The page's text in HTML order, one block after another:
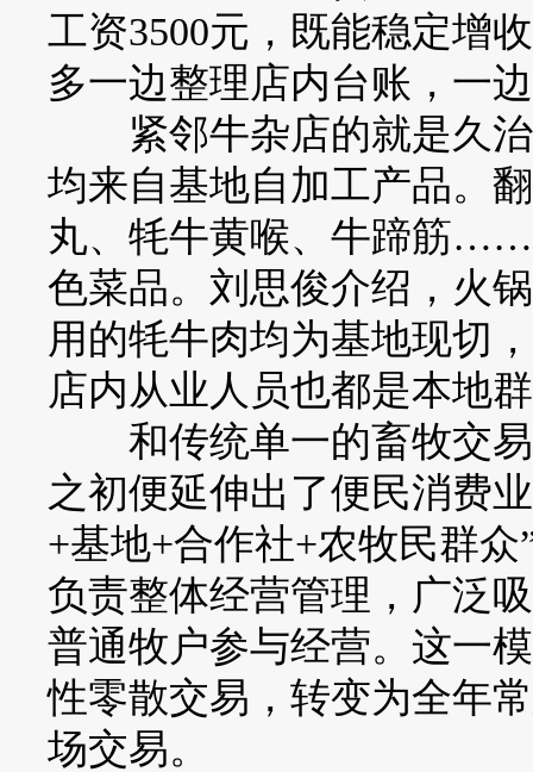
工资3500元，既能稳定增
多一边整理店内台账，一
紧邻牛杂店的就是久治
均来自基地自加工产品。
丸、牦牛黄喉、牛蹄筋
色菜品。刘思俊介绍，火
用的牦牛肉均为基地现切
店内从业人员也都是本地
和传统单一的畜牧交易
之初便延伸出了便民消费
+基地+合作社+农牧民群
负责整体经营管理，广泛
普通牧户参与经营。这一
性零散交易，转变为全年
场交易。